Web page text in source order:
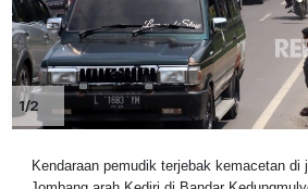
1/2
Kendaraan pemudik terjebak kemacetan di